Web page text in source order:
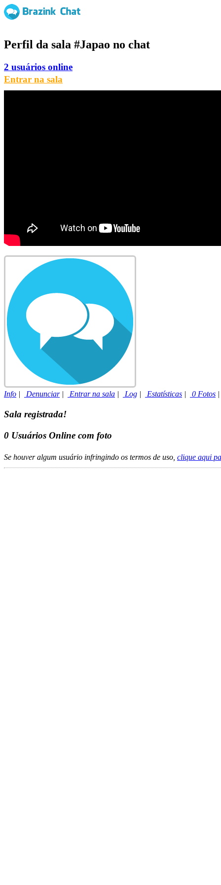
Perfil da sala #Japao no chat
2 usuários online
Entrar na sala
Info | Denunciar| Entrar na sala | Log | Estatísticas | 0 Fotos
Sala registrada!
0 Usuários Online com foto
Se houver algum usuário infringindo os termos de uso, clique aqui